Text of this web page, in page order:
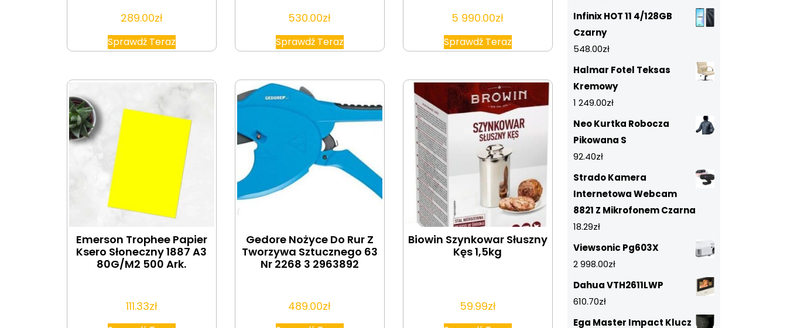
289.00zł
Sprawdź Teraz
530.00zł
Sprawdź Teraz
5 990.00zł
Sprawdź Teraz
Emerson Trophee Papier
Ksero Słoneczny 1887 A3
80G/M2 500 Ark.
111.33zł
Gedore Nożyce Do Rur Z
Tworzywa Sztucznego 63
Nr 2268 3 2963892
489.00zł
Biowin Szynkowar Słuszny
Kęs 1,5kg
59.99zł
Infinix HOT 11 4/128GB
Czarny
548.00zł
Halmar Fotel Teksas
Kremowy
1 249.00zł
Neo Kurtka Robocza
Pikowana S
92.40zł
Strado Kamera
Internetowa Webcam
8821 Z Mikrofonem Czarna
18.29zł
Viewsonic Pg603X
2 998.00zł
Dahua VTH2611LWP
610.70zł
Ega Master Impact Klucz